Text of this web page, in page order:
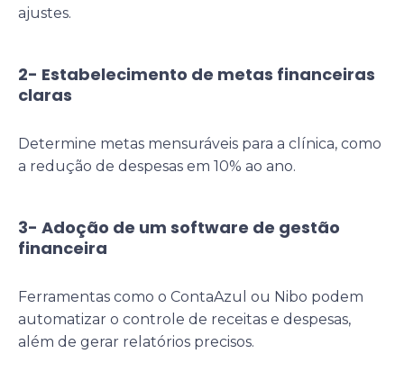
ajustes.
2- Estabelecimento de metas financeiras
claras
Determine metas mensuráveis para a clínica, como
a redução de despesas em 10% ao ano.
3- Adoção de um software de gestão
financeira
Ferramentas como o ContaAzul ou Nibo podem
automatizar o controle de receitas e despesas,
além de gerar relatórios precisos.